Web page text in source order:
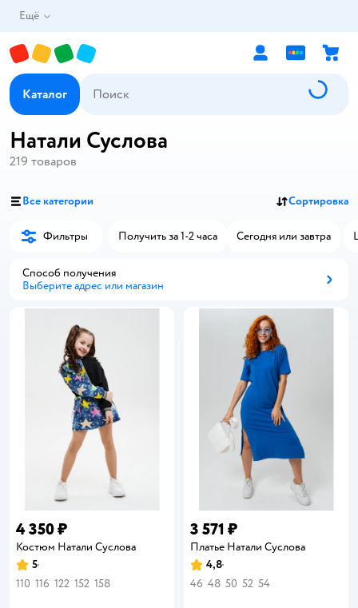
Ещё
Каталог
Натали Суслова
219 товаров
Все категории Сортировка
Фильтры Получить за 1-2 часа Сегодня или завтра
Способ получения
Выберите адрес или магазин
4 350 ₽
Костюм Натали Суслова
Рейтинг:
5
110 116 122 152 158
3 571 ₽
Платье Натали Суслова
Рейтинг:
4,8
46 48 50 52 54